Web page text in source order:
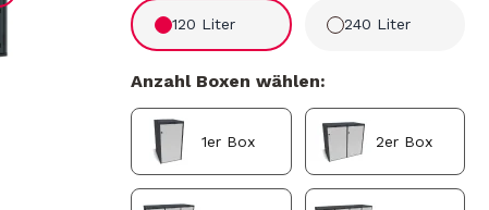
120 Liter 240 Liter
Anzahl Boxen wählen:
1er Box 2er Box